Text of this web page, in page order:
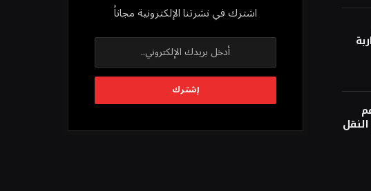
اشترك في نشرتنا الإلكترونية مجاناً